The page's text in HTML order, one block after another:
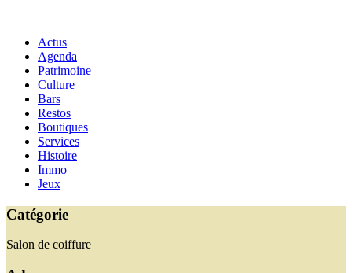
Actus
Agenda
Patrimoine
Culture
Bars
Restos
Boutiques
Services
Histoire
Immo
Jeux
Catégorie
Salon de coiffure